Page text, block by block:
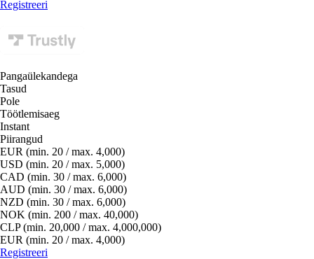
Registreeri
Pangaülekandega
Tasud
Pole
Töötlemisaeg
Instant
Piirangud
EUR (min. 20 / max. 4,000)
USD (min. 20 / max. 5,000)
CAD (min. 30 / max. 6,000)
AUD (min. 30 / max. 6,000)
NZD (min. 30 / max. 6,000)
NOK (min. 200 / max. 40,000)
CLP (min. 20,000 / max. 4,000,000)
EUR (min. 20 / max. 4,000)
Registreeri